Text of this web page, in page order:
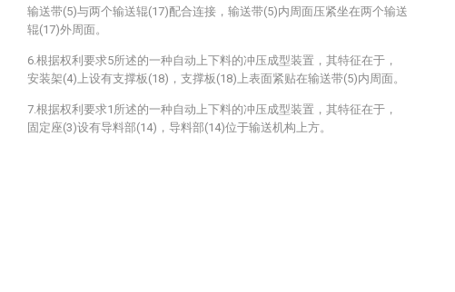
输送带(5)与两个输送辊(17)配合连接，输送带(5)内周面压紧坐在两个输送
辊(17)外周面。
6.根据权利要求5所述的一种自动上下料的冲压成型装置，其特征在于，
安装架(4)上设有支撑板(18)，支撑板(18)上表面紧贴在输送带(5)内周面。
7.根据权利要求1所述的一种自动上下料的冲压成型装置，其特征在于，
固定座(3)设有导料部(14)，导料部(14)位于输送机构上方。